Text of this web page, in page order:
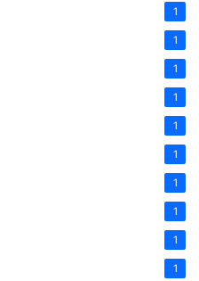
1
1
1
1
1
1
1
1
1
1